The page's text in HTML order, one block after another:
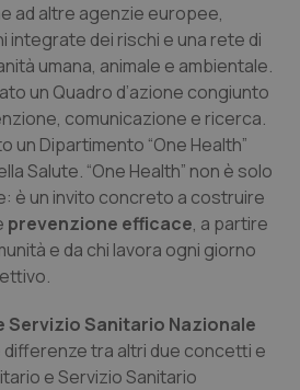
ad altre agenzie europee,
integrate dei rischi e una rete di
umana, animale e ambientale.
un Quadro d’azione congiunto
comunicazione e ricerca.
un Dipartimento “One Health”
Salute. “One Health” non è solo
è un invito concreto a costruire
prevenzione efficace, a partire
e da chi lavora ogni giorno
Servizio Sanitario Nazionale
differenze tra altri due concetti e
e Servizio Sanitario